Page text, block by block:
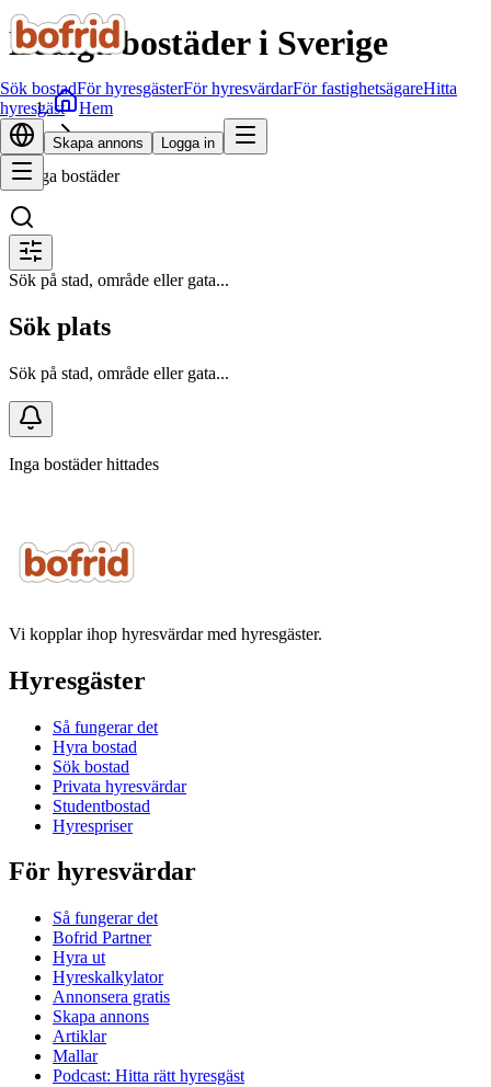
Sök bostadFör hyresgästerFör hyresvärdarFör fastighetsägareHitta
hyresgäst
Skapa annons Logga in
Lediga bostäder i Sverige
Hem
Sök bostad
Lediga bostäder
Sök på stad, område eller gata...
Sök plats
Sök på stad, område eller gata...
Inga bostäder hittades
Vi kopplar ihop hyresvärdar med hyresgäster.
Hyresgäster
Så fungerar det
Hyra bostad
Sök bostad
Privata hyresvärdar
Studentbostad
Hyrespriser
För hyresvärdar
Så fungerar det
Bofrid Partner
Hyra ut
Hyreskalkylator
Annonsera gratis
Skapa annons
Artiklar
Mallar
Podcast: Hitta rätt hyresgäst